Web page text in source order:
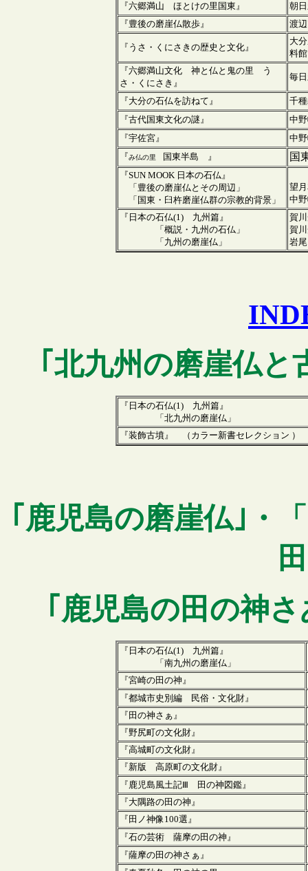
『六郷満山 ほとけの里国東』
朝
『豊後の磨崖仏散歩』
渡
『うさ・くにさきの歴史と文化』
大
料館
『六郷満山文化 神と仏と鬼の里 う
さ・くにさき』
毎
『大分の石仏を訪ねて』
千
『古代国東文化の謎』
中
『宇佐宮』
中
『み仏の里 国東半島 』 国
『SUN MOOK 日本の石仏』
「豊後の磨崖仏とその周辺」
「国東・臼杵磨崖仏群の宗教的背景」
望
中
『日本の石仏(1) 九州篇』
「概説・九州 の石仏」
「 九州 の磨崖仏」
賀
賀
岩
｢ 北九州の磨崖仏と
『日本の石仏(1) 九州篇』
「北九州の磨崖仏」
『装飾古墳』
（カラー新書セレクション ）
｢ 鹿児島の磨崖仏｣・
｢鹿児島の田の神
『日本の石仏(1) 九州篇』
「南九州の磨崖仏」
『宮崎の田の神』
『都城市史別編 民俗・文化財』
『 田の神さぁ』
『野尻町の文化財』
『高城町の文化財』
『新版 高原町の文化財』
『鹿児島風土記Ⅲ 田の神図鑑』
『大隅路の田の神』
『田ノ神像100選』
『石の芸術 薩摩の田の神』
『薩摩の田の神さぁ』